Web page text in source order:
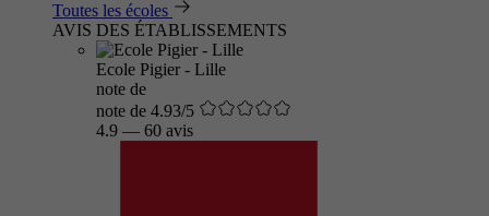
Toutes les écoles
AVIS DES ÉTABLISSEMENTS
Ecole Pigier - Lille
note de
note de 4.93/5
4.9 — 60 avis